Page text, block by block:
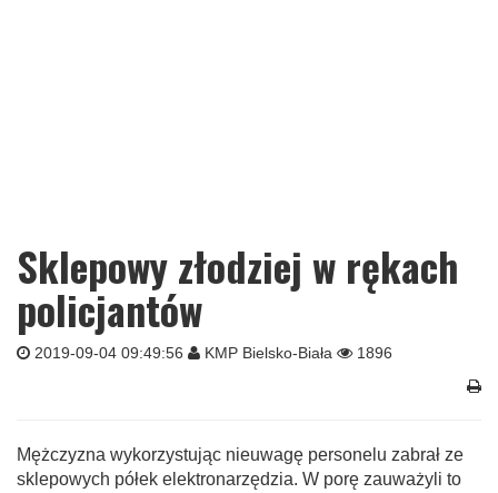
Sklepowy złodziej w rękach
policjantów
2019-09-04 09:49:56 KMP Bielsko-Biała 1896
Mężczyzna wykorzystując nieuwagę personelu zabrał ze
sklepowych półek elektronarzędzia. W porę zauważyli to